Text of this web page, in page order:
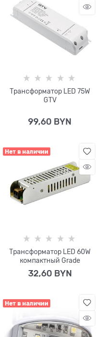
Трансформатор LED 75W
GTV
99,60 BYN
Нет в наличии
Трансформатор LED 60W
компактный Grade
32,60 BYN
Нет в наличии